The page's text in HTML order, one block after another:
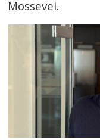
Mossevei.